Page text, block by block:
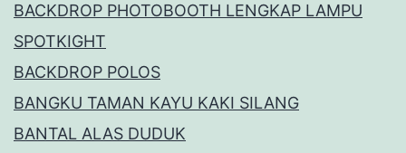
BACKDROP PHOTOBOOTH LENGKAP LAMPU
SPOTKIGHT
BACKDROP POLOS
BANGKU TAMAN KAYU KAKI SILANG
BANTAL ALAS DUDUK